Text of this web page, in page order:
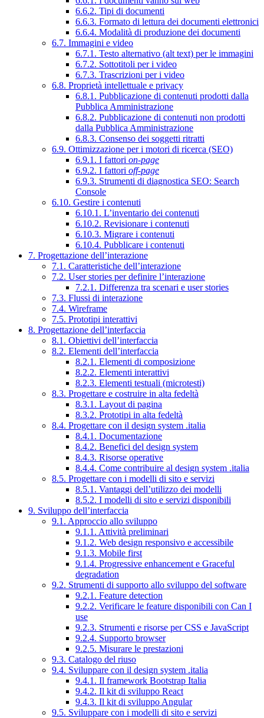
6.6.2. Tipi di documenti
6.6.3. Formato di lettura dei documenti elettronici
6.6.4. Modalità di produzione dei documenti
6.7. Immagini e video
6.7.1. Testo alternativo (alt text) per le immagini
6.7.2. Sottotitoli per i video
6.7.3. Trascrizioni per i video
6.8. Proprietà intellettuale e privacy
6.8.1. Pubblicazione di contenuti prodotti dalla
Pubblica Amministrazione
6.8.2. Pubblicazione di contenuti non prodotti
dalla Pubblica Amministrazione
6.8.3. Consenso dei soggetti ritratti
6.9. Ottimizzazione per i motori di ricerca (SEO)
6.9.1. I fattori on-page
6.9.2. I fattori off-page
6.9.3. Strumenti di diagnostica SEO: Search
Console
6.10. Gestire i contenuti
6.10.1. L’inventario dei contenuti
6.10.2. Revisionare i contenuti
6.10.3. Migrare i contenuti
6.10.4. Pubblicare i contenuti
7. Progettazione dell’interazione
7.1. Caratteristiche dell’interazione
7.2. User stories per definire l’interazione
7.2.1. Differenza tra scenari e user stories
7.3. Flussi di interazione
7.4. Wireframe
7.5. Prototipi interattivi
8. Progettazione dell’interfaccia
8.1. Obiettivi dell’interfaccia
8.2. Elementi dell’interfaccia
8.2.1. Elementi di composizione
8.2.2. Elementi interattivi
8.2.3. Elementi testuali (microtesti)
8.3. Progettare e costruire in alta fedeltà
8.3.1. Layout di pagina
8.3.2. Prototipi in alta fedeltà
8.4. Progettare con il design system .italia
8.4.1. Documentazione
8.4.2. Benefici del design system
8.4.3. Risorse operative
8.4.4. Come contribuire al design system .italia
8.5. Progettare con i modelli di sito e servizi
8.5.1. Vantaggi dell’utilizzo dei modelli
8.5.2. I modelli di sito e servizi disponibili
9. Sviluppo dell’interfaccia
9.1. Approccio allo sviluppo
9.1.1. Attività preliminari
9.1.2. Web design responsivo e accessibile
9.1.3. Mobile first
9.1.4. Progressive enhancement e Graceful
degradation
9.2. Strumenti di supporto allo sviluppo del software
9.2.1. Feature detection
9.2.2. Verificare le feature disponibili con Can I
use
9.2.3. Strumenti e risorse per CSS e JavaScript
9.2.4. Supporto browser
9.2.5. Misurare le prestazioni
9.3. Catalogo del riuso
9.4. Sviluppare con il design system .italia
9.4.1. Il framework Bootstrap Italia
9.4.2. Il kit di sviluppo React
9.4.3. Il kit di sviluppo Angular
9.5. Sviluppare con i modelli di sito e servizi